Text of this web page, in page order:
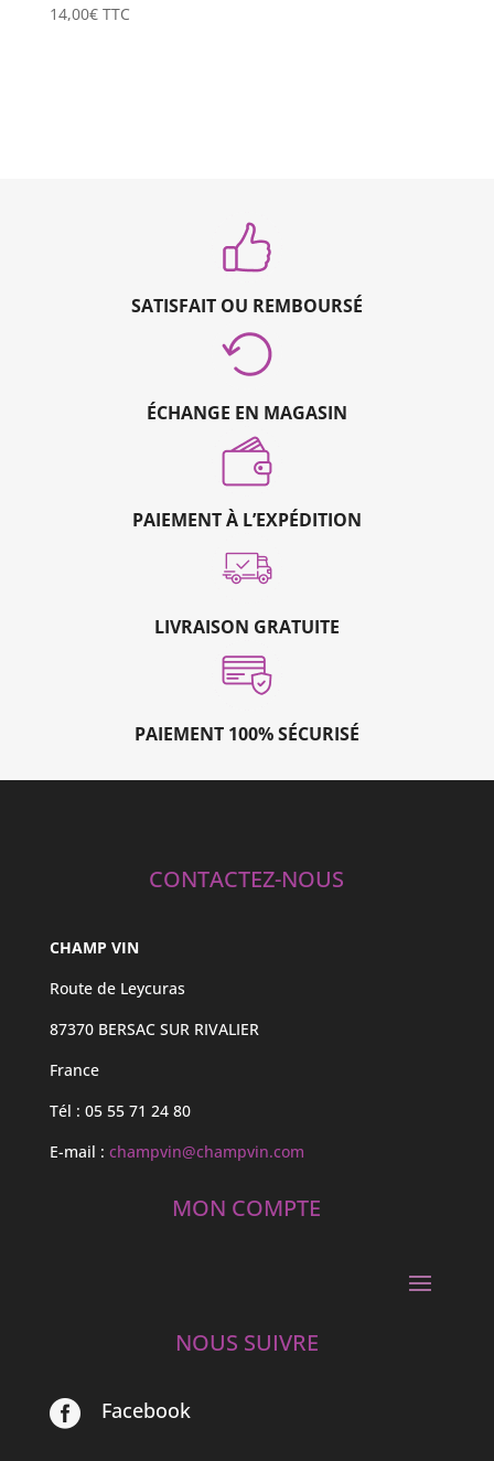
14,00€ TTC
SATISFAIT OU REMBOURSÉ
ÉCHANGE EN MAGASIN
PAIEMENT À L’EXPÉDITION
LIVRAISON GRATUITE
PAIEMENT 100% SÉCURISÉ
CONTACTEZ-NOUS
CHAMP VIN
Route de Leycuras
87370 BERSAC SUR RIVALIER
France
Tél : 05 55 71 24 80
E-mail : champvin@champvin.com
MON COMPTE
NOUS SUIVRE
 Facebook